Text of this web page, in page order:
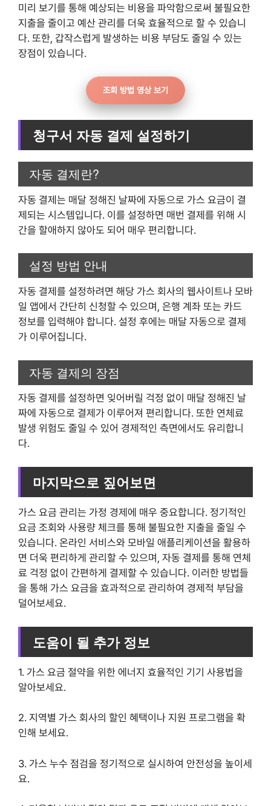
미리 보기를 통해 예상되는 비용을 파악함으로써 불필요한
지출을 줄이고 예산 관리를 더욱 효율적으로 할 수 있습니
다. 또한, 갑작스럽게 발생하는 비용 부담도 줄일 수 있는
장점이 있습니다.
조회 방법 영상 보기
청구서 자동 결제 설정하기
자동 결제란?
자동 결제는 매달 정해진 날짜에 자동으로 가스 요금이 결
제되는 시스템입니다. 이를 설정하면 매번 결제를 위해 시
간을 할애하지 않아도 되어 매우 편리합니다.
설정 방법 안내
자동 결제를 설정하려면 해당 가스 회사의 웹사이트나 모바
일 앱에서 간단히 신청할 수 있으며, 은행 계좌 또는 카드
정보를 입력해야 합니다. 설정 후에는 매달 자동으로 결제
가 이루어집니다.
자동 결제의 장점
자동 결제를 설정하면 잊어버릴 걱정 없이 매달 정해진 날
짜에 자동으로 결제가 이루어져 편리합니다. 또한 연체료
발생 위험도 줄일 수 있어 경제적인 측면에서도 유리합니
다.
마지막으로 짚어보면
가스 요금 관리는 가정 경제에 매우 중요합니다. 정기적인
요금 조회와 사용량 체크를 통해 불필요한 지출을 줄일 수
있습니다. 온라인 서비스와 모바일 애플리케이션을 활용하
면 더욱 편리하게 관리할 수 있으며, 자동 결제를 통해 연체
료 걱정 없이 간편하게 결제할 수 있습니다. 이러한 방법들
을 통해 가스 요금을 효과적으로 관리하여 경제적 부담을
덜어보세요.
도움이 될 추가 정보
1. 가스 요금 절약을 위한 에너지 효율적인 기기 사용법을
알아보세요.
2. 지역별 가스 회사의 할인 혜택이나 지원 프로그램을 확
인해 보세요.
3. 가스 누수 점검을 정기적으로 실시하여 안전성을 높이세
요.